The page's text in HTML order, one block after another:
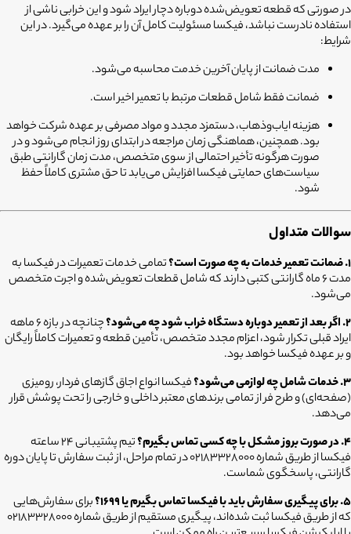
در صورتی که قطعه تعویض‌شده دوباره دچار ایراد شود و این خرابی ناشی از
استفاده نادرست نباشد، فیکسا مسئولیت کامل آن را بر عهده می‌گیرد. در این
شرایط:
مدت ضمانت از پایان آخرین خدمت محاسبه می‌شود.
ضمانت فقط شامل قطعات مرتبط با تعمیر اخیر است.
هزینه ایاب‌وذهاب، دستمزد مجدد و مواد مصرفی بر عهده شرکت خواهد
بود. همچنین، هماهنگی زمان مراجعه در ابتدای روز انجام می‌شود و در
صورت هرگونه تأخیر احتمالی از سوی متخصص، مدت زمان گارانتی طبق
سیاست‌های حمایتی فیکسا افزایش می‌یابد تا حق مشتری کاملاً حفظ
شود.
سوالات متداول
۱. ضمانت تعمیر خدمات به چه صورت است؟
تمامی خدمات تعمیرات در فیکسا به
مدت ۶ ماه گارانتی کتبی دارند که شامل قطعات تعویض‌شده و اجرت متخصص
می‌شود.
۲. اگر بعد از تعمیر دوباره دستگاه خراب شود چه می‌شود؟
چنانچه در بازه ۶ ماهه
ایراد قبلی تکرار شود، اعزام مجدد متخصص، تأمین قطعه و تعمیرات کاملاً رایگان
و بر عهده فیکسا خواهد بود.
۳. خدمات شامل چه لوازمی می‌شود؟
فیکسا انواع اجاق گازهای فردار، رومیزی
(صفحه‌ای) و طرح فر از تمامی برندهای معتبر داخلی و خارجی را تحت پوشش قرار
می‌دهد.
۴. در صورت بروز مشکل با چه کسی تماس بگیرم؟
تیم پشتیبانی ۲۴ ساعته
فیکسا از طریق شماره ۰۲۱۸۳۳۲۸۰۰۰ در تمام مراحل، از ثبت سفارش تا پایان دوره
گارانتی، پاسخگوی شماست.
۵. برای پیگیری سفارش باید با فیکسا تماس بگیرم یا ۱۶۹۹؟
برای سفارش‌هایی
که از طریق فیکسا ثبت شده‌اند، پیگیری مستقیم از طریق شماره ۰۲۱۸۳۳۲۸۰۰۰